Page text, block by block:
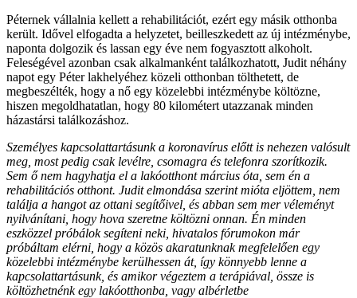
Péternek vállalnia kellett a rehabilitációt, ezért egy másik otthonba
került. Idővel elfogadta a helyzetet, beilleszkedett az új intézménybe,
naponta dolgozik és lassan egy éve nem fogyasztott alkoholt.
Feleségével azonban csak alkalmanként találkozhatott, Judit néhány
napot egy Péter lakhelyéhez közeli otthonban tölthetett, de
megbeszélték, hogy a nő egy közelebbi intézménybe költözne,
hiszen megoldhatatlan, hogy 80 kilométert utazzanak minden
házastársi találkozáshoz.
Személyes kapcsolattartásunk a koronavírus előtt is nehezen valósult
meg, most pedig csak levélre, csomagra és telefonra szorítkozik.
Sem ő nem hagyhatja el a lakóotthont március óta, sem én a
rehabilitációs otthont. Judit elmondása szerint mióta eljöttem, nem
találja a hangot az ottani segítőivel, és abban sem mer véleményt
nyilvánítani, hogy hova szeretne költözni onnan. Én minden
eszközzel próbálok segíteni neki, hivatalos fórumokon már
próbáltam elérni, hogy a közös akaratunknak megfelelően egy
közelebbi intézménybe kerülhessen át, így könnyebb lenne a
kapcsolattartásunk, és amikor végeztem a terápiával, össze is
költözhetnénk egy lakóotthonba, vagy albérletbe